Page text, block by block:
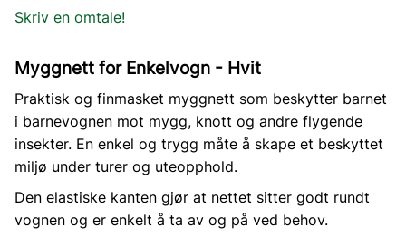
Skriv en omtale!
Myggnett for Enkelvogn - Hvit
Praktisk og finmasket myggnett som beskytter barnet
i barnevognen mot mygg, knott og andre flygende
insekter. En enkel og trygg måte å skape et beskyttet
miljø under turer og uteopphold.
Den elastiske kanten gjør at nettet sitter godt rundt
vognen og er enkelt å ta av og på ved behov.